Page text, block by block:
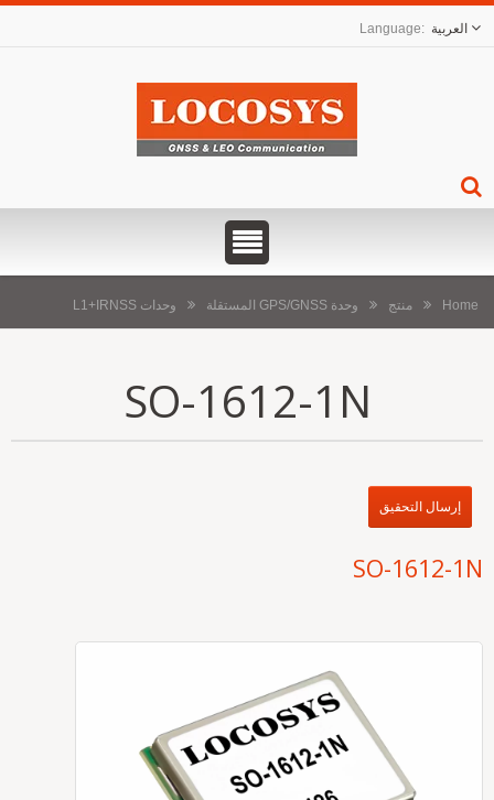
العربية
Home منتج وحدة GPS/GNSS المستقلة وحدات L1+IRNSS
SO-1612-1N
إرسال التحقيق
SO-1612-1N